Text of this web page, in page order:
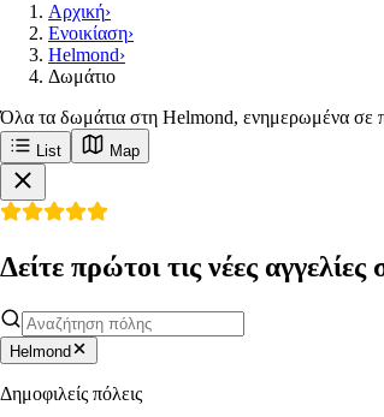
Αρχική›
Ενοικίαση›
Helmond›
Δωμάτιο
Όλα τα δωμάτια στη Helmond, ενημερωμένα σε
List Map
Δείτε πρώτοι τις νέες
Helmond
Δημοφιλείς πόλεις